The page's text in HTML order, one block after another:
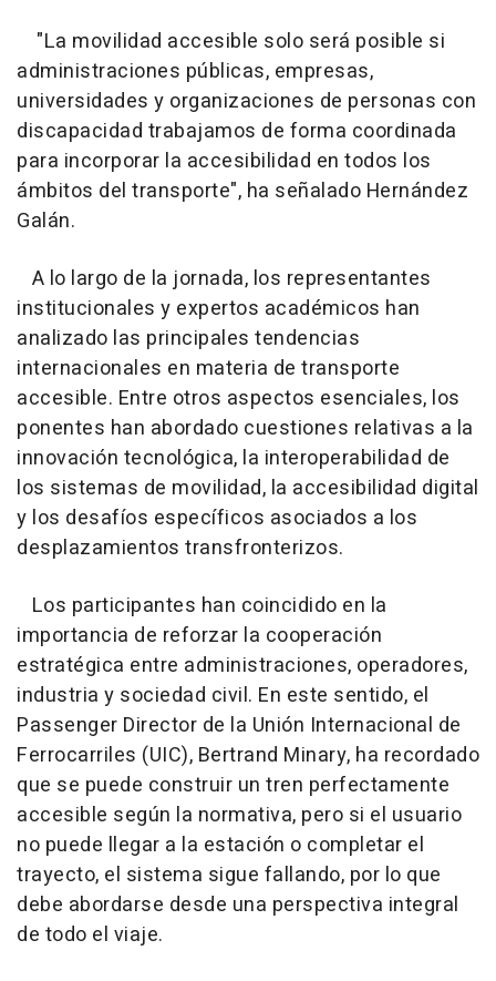
"La movilidad accesible solo será posible si
administraciones públicas, empresas,
universidades y organizaciones de personas con
discapacidad trabajamos de forma coordinada
para incorporar la accesibilidad en todos los
ámbitos del transporte", ha señalado Hernández
Galán.
A lo largo de la jornada, los representantes
institucionales y expertos académicos han
analizado las principales tendencias
internacionales en materia de transporte
accesible. Entre otros aspectos esenciales, los
ponentes han abordado cuestiones relativas a la
innovación tecnológica, la interoperabilidad de
los sistemas de movilidad, la accesibilidad digital
y los desafíos específicos asociados a los
desplazamientos transfronterizos.
Los participantes han coincidido en la
importancia de reforzar la cooperación
estratégica entre administraciones, operadores,
industria y sociedad civil. En este sentido, el
Passenger Director de la Unión Internacional de
Ferrocarriles (UIC), Bertrand Minary, ha recordado
que se puede construir un tren perfectamente
accesible según la normativa, pero si el usuario
no puede llegar a la estación o completar el
trayecto, el sistema sigue fallando, por lo que
debe abordarse desde una perspectiva integral
de todo el viaje.